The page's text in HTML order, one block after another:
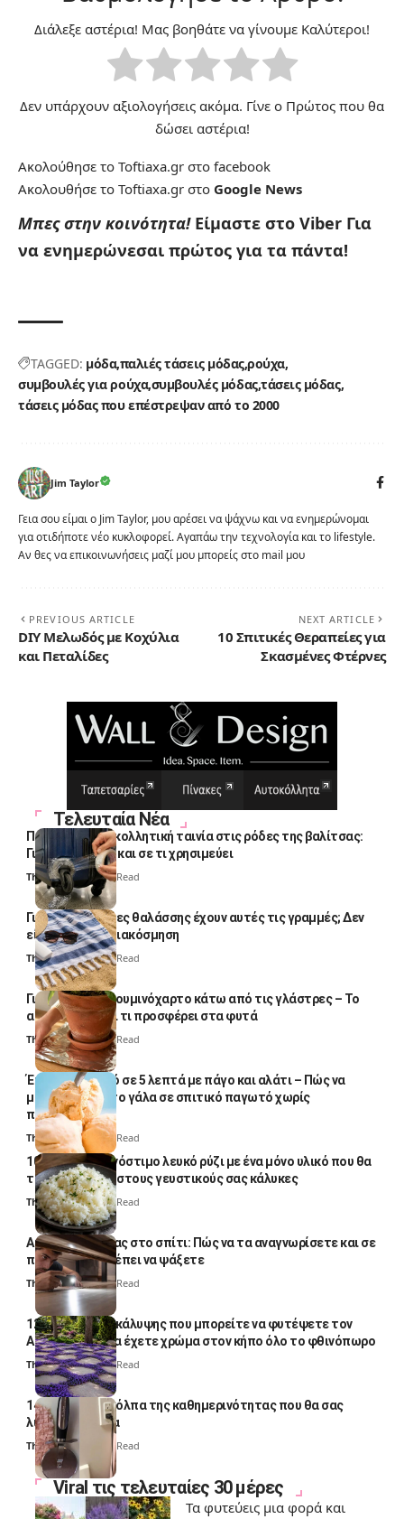
Διάλεξε αστέρια! Μας βοηθάτε να γίνουμε Καλύτεροι!
Δεν υπάρχουν αξιολογήσεις ακόμα. Γίνε ο Πρώτος που θα
δώσει αστέρια!
Ακολούθησε το Toftiaxa.gr στο facebook
Ακολουθήσε το Toftiaxa.gr στο Google News
Μπες στην κοινότητα! Είμαστε στο Viber Για
να ενημερώνεσαι πρώτος για τα πάντα!
TAGGED: μόδα παλιές τάσεις μόδαςρούχα
συμβουλές για ρούχα συμβουλές μόδαςτάσεις μόδας
τάσεις μόδας που επέστρεψαν από το 2000
Jim Taylor
Γεια σου είμαι ο Jim Taylor, μου αρέσει να ψάχνω και να ενημερώνομαι
για οτιδήποτε νέο κυκλοφορεί. Αγαπάω την τεχνολογία και το lifestyle.
Αν θες να επικοινωνήσεις μαζί μου μπορείς στο mail μου
PREVIOUS ARTICLE
DIY Μελωδός με Κοχύλια
και Πεταλίδες
NEXT ARTICLE
10 Σπιτικές Θεραπείες για
Σκασμένες Φτέρνες
Τελευταία Νέα
Πολλοί βάζουν κολλητική ταινία στις ρόδες της βαλίτσας:
Γιατί το κάνουν και σε τι χρησιμεύει
Thali Ombre 4 Min Read
Γιατί οι πετσέτες θαλάσσης έχουν αυτές τις γραμμές; Δεν
είναι μόνο για διακόσμηση
Thali Ombre5 Min Read
Γιατί βάζουν αλουμινόχαρτο κάτω από τις γλάστρες – Το
απλό κόλπο και τι προσφέρει στα φυτά
Thali Ombre4 Min Read
Έτοιμο παγωτό σε 5 λεπτά με πάγο και αλάτι – Πώς να
μετατρέψετε το γάλα σε σπιτικό παγωτό χωρίς
παγωτομηχανή
Thali Ombre 4 Min Read
10 φορές ποιο νόστιμο λευκό ρύζι με ένα μόνο υλικό που θα
το απογειώσει στους γευστικούς σας κάλυκες
Thali Ombre4 Min Read
Αυγά κατσαρίδας στο σπίτι: Πώς να τα αναγνωρίσετε και σε
ποια σημεία πρέπει να ψάξετε
Thali Ombre4 Min Read
12 φυτά εδαφοκάλυψης που μπορείτε να φυτέψετε τον
Αύγουστο για να έχετε χρώμα στον κήπο όλο το φθινόπωρο
Thali Ombre7 Min Read
14 πανέξυπνα κόλπα της καθημερινότητας που θα σας
λύσουν τα χέρια
Thali Ombre 6 Min Read
Viral τις τελευταίες 30 μέρες
Τα φυτεύεις μια φορά και